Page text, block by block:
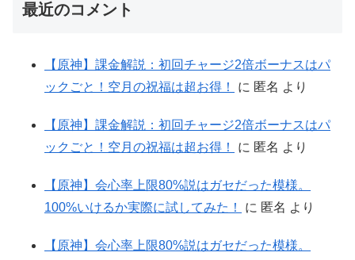
最近のコメント
【原神】課金解説：初回チャージ2倍ボーナスはパ
ックごと！空月の祝福は超お得！
に 匿名 より
【原神】課金解説：初回チャージ2倍ボーナスはパ
ックごと！空月の祝福は超お得！
に 匿名 より
【原神】会心率上限80%説はガセだった模様。
100%いけるか実際に試してみた！
に 匿名 より
【原神】会心率上限80%説はガセだった模様。